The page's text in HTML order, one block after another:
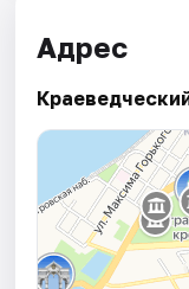
Адрес